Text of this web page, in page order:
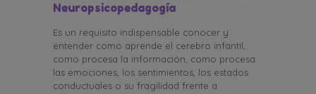
Neuropsicopedagogía
Es un requisito indispensable conocer y
entender como aprende el cerebro infantil,
como procesa la información, como procesa
las emociones, los sentimientos, los estados
conductuales o su fragilidad frente a